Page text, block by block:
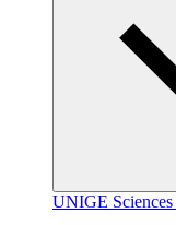
UNIGE Sciences